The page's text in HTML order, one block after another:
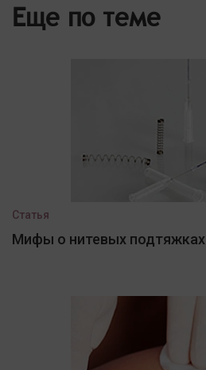
Еще по теме
Статья
Мифы о нитевых подтяжках